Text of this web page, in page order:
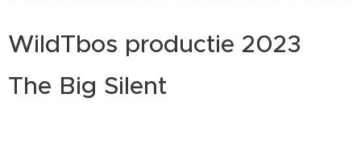
WildTbos productie 2023
The Big Silent